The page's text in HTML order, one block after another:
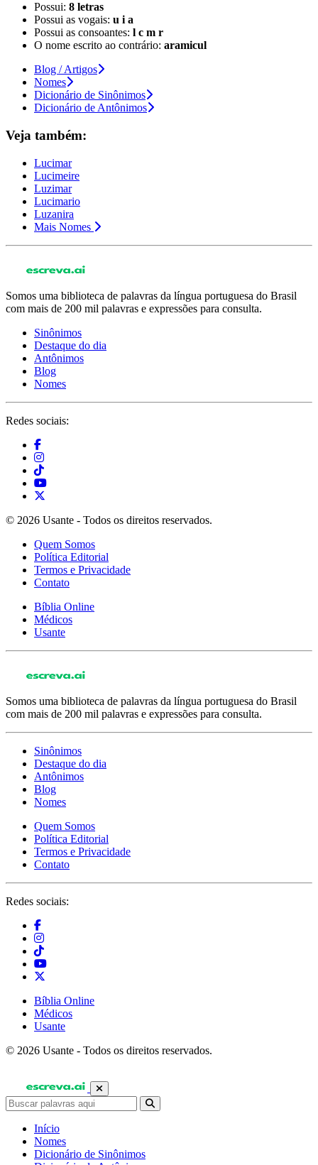
Possui: 8 letras
Possui as vogais: u i a
Possui as consoantes: l c m r
O nome escrito ao contrário: aramicul
Blog / Artigos
Nomes
Dicionário de Sinônimos
Dicionário de Antônimos
Veja também:
Lucimar
Lucimeire
Luzimar
Lucimario
Luzanira
Mais Nomes
Somos uma biblioteca de palavras da língua portuguesa do Brasil
com mais de 200 mil palavras e expressões para consulta.
Sinônimos
Destaque do dia
Antônimos
Blog
Nomes
Redes sociais:
© 2026 Usante - Todos os direitos reservados.
Quem Somos
Política Editorial
Termos e Privacidade
Contato
Bíblia Online
Médicos
Usante
Somos uma biblioteca de palavras da língua portuguesa do Brasil
com mais de 200 mil palavras e expressões para consulta.
Sinônimos
Destaque do dia
Antônimos
Blog
Nomes
Quem Somos
Política Editorial
Termos e Privacidade
Contato
Redes sociais:
Bíblia Online
Médicos
Usante
© 2026 Usante - Todos os direitos reservados.
Início
Nomes
Dicionário de Sinônimos